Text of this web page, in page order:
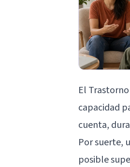
El
capacidad
cuenta,
Por suerte,
posible